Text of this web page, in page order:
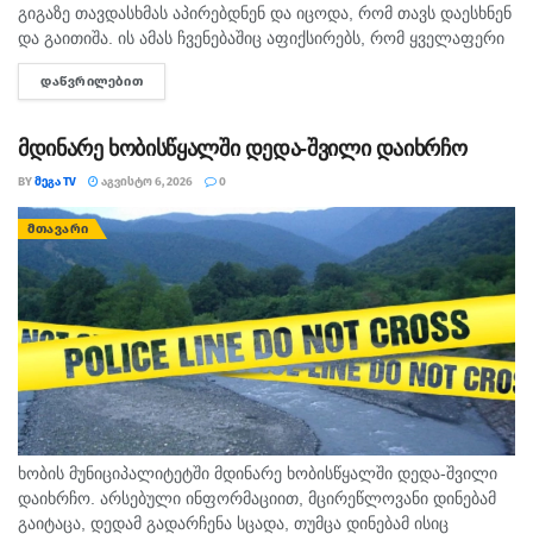
გიგაზე თავდასხმას აპირებდნენ და იცოდა, რომ თავს დაესხნენ
და გაითიშა. ის ამას ჩვენებაშიც აფიქსირებს, რომ ყველაფერი
იცოდა, - ამის შესახებ მოკლული მასწავლებლის, გიგა
ავალიანის...
ᲓᲐᲬᲕᲠᲘᲚᲔᲑᲘᲗ
მდინარე ხობისწყალში დედა-შვილი დაიხრჩო
BYᲛᲔᲒᲐ TV ᲐᲒᲕᲘᲡᲢᲝ 6, 2026 0
ᲛᲗᲐᲕᲐᲠᲘ
ხობის მუნიციპალიტეტში მდინარე ხობისწყალში დედა-შვილი
დაიხრჩო. არსებული ინფორმაციით, მცირეწლოვანი დინებამ
გაიტაცა, დედამ გადარჩენა სცადა, თუმცა დინებამ ისიც